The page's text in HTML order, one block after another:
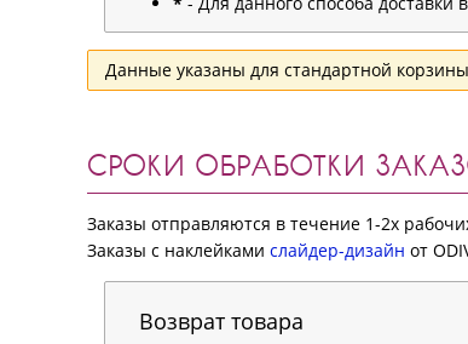
Данные указаны для стандартной
СРОКИ ОБРАБОТКИ
Заказы отправляются в течение 1-2х
Заказы с наклейками слайдер-дизайн от
Возврат товара